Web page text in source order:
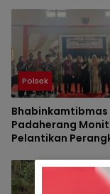
Desa Ciganjeng
Polsek
Bhabinkamtibmas
Padaherang
Pelantikan